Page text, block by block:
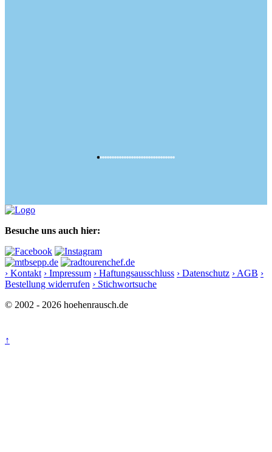
Besuche uns auch hier:
› Kontakt › Impressum › Haftungsausschluss › Datenschutz › AGB ›
Bestellung widerrufen › Stichwortsuche
© 2002 - 2026 hoehenrausch.de
↑